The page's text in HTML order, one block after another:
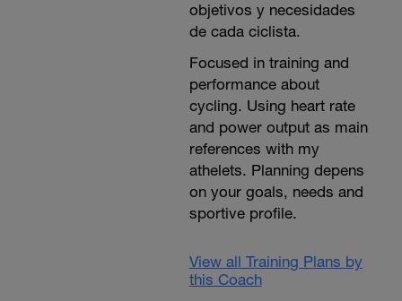
objetivos y necesidades
de cada ciclista.
Focused in training and
performance about
cycling. Using heart rate
and power output as main
references with my
athelets. Planning depens
on your goals, needs and
sportive profile.
View all Training Plans by
this Coach